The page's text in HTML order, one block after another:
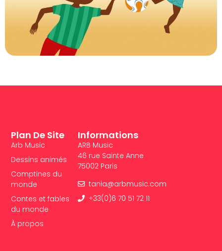
Plan De Site
Arb Music
Dessins animés
Comptines du
monde
Contes et fables
du monde
À propos
Informations
ARB Music
46 rue Sainte Anne
75002 Paris
tania@arbmusic.com
+33(0)6 70 51 72 11